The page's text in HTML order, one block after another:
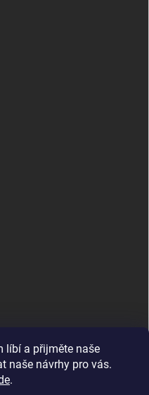
líbí a přijměte naše
naše návrhy pro vás.
.
obrazy.cz